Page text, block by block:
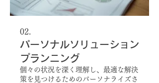
02.
パーソナルソリューション
プランニング
個々の状況を深く理解し、最適な解決
策を見つけるためのパーソナライズさ